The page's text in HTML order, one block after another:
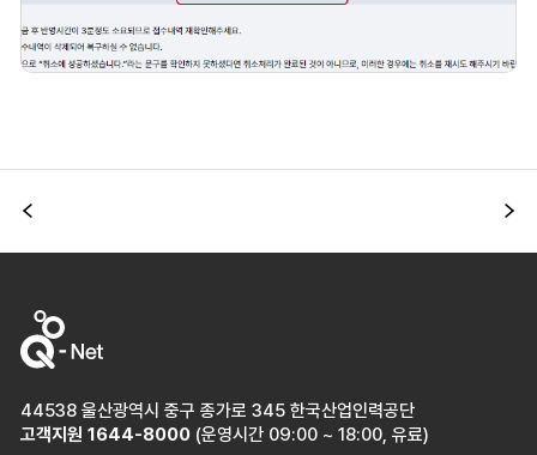
44538 울산광역시 중구 종가로 345 한국산업인력공단
고객지원 1644-8000 (운영시간 09:00 ~ 18:00, 유료)